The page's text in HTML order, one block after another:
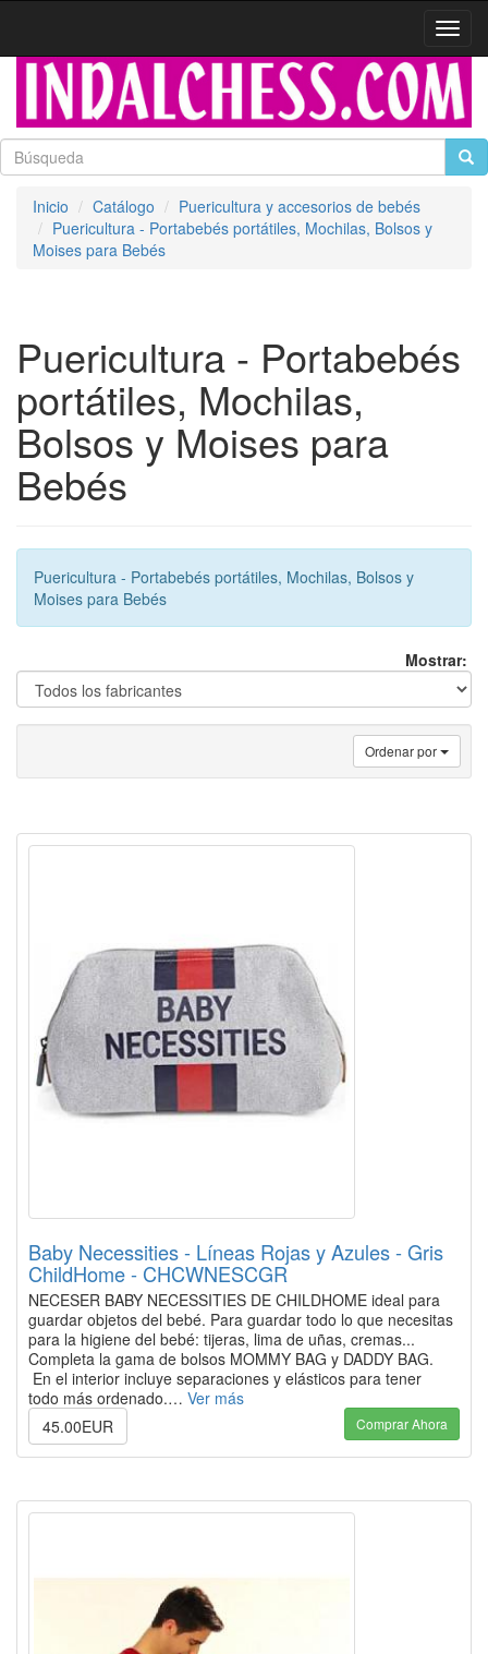
Inicio Catálogo
Puericultura y accesorios de bebés
Puericultura - Portabebés portátiles, Mochilas, Bolsos y
Moises para Bebés
Puericultura - Portabebés
portátiles, Mochilas,
Bolsos y Moises para
Bebés
Puericultura - Portabebés portátiles, Mochilas, Bolsos y
Moises para Bebés
Mostrar:
Ordenar por
Baby Necessities - Líneas Rojas y Azules - Gris
ChildHome - CHCWNESCGR
NECESER BABY NECESSITIES DE CHILDHOME ideal para
guardar objetos del bebé. Para guardar todo lo que necesitas
para la higiene del bebé: tijeras, lima de uñas, cremas...
Completa la gama de bolsos MOMMY BAG y DADDY BAG.
En el interior incluye separaciones y elásticos para tener
todo más ordenado.… Ver más
45.00EUR
Comprar Ahora